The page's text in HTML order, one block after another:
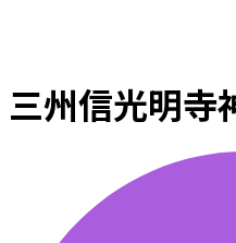
三州信光明寺